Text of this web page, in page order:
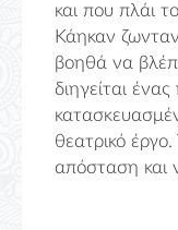
και που πλάι
Κάηκαν
βοηθά να
διηγείται
θεατρικό
απόσταση και